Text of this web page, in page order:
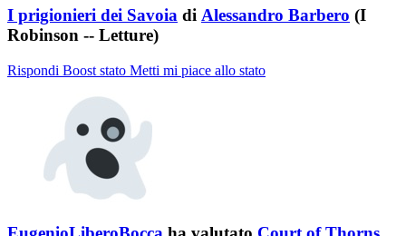
I prigionieri dei Savoia di Alessandro Barbero (I
Robinson -- Letture)
Rispondi Boost stato Metti mi piace allo stato